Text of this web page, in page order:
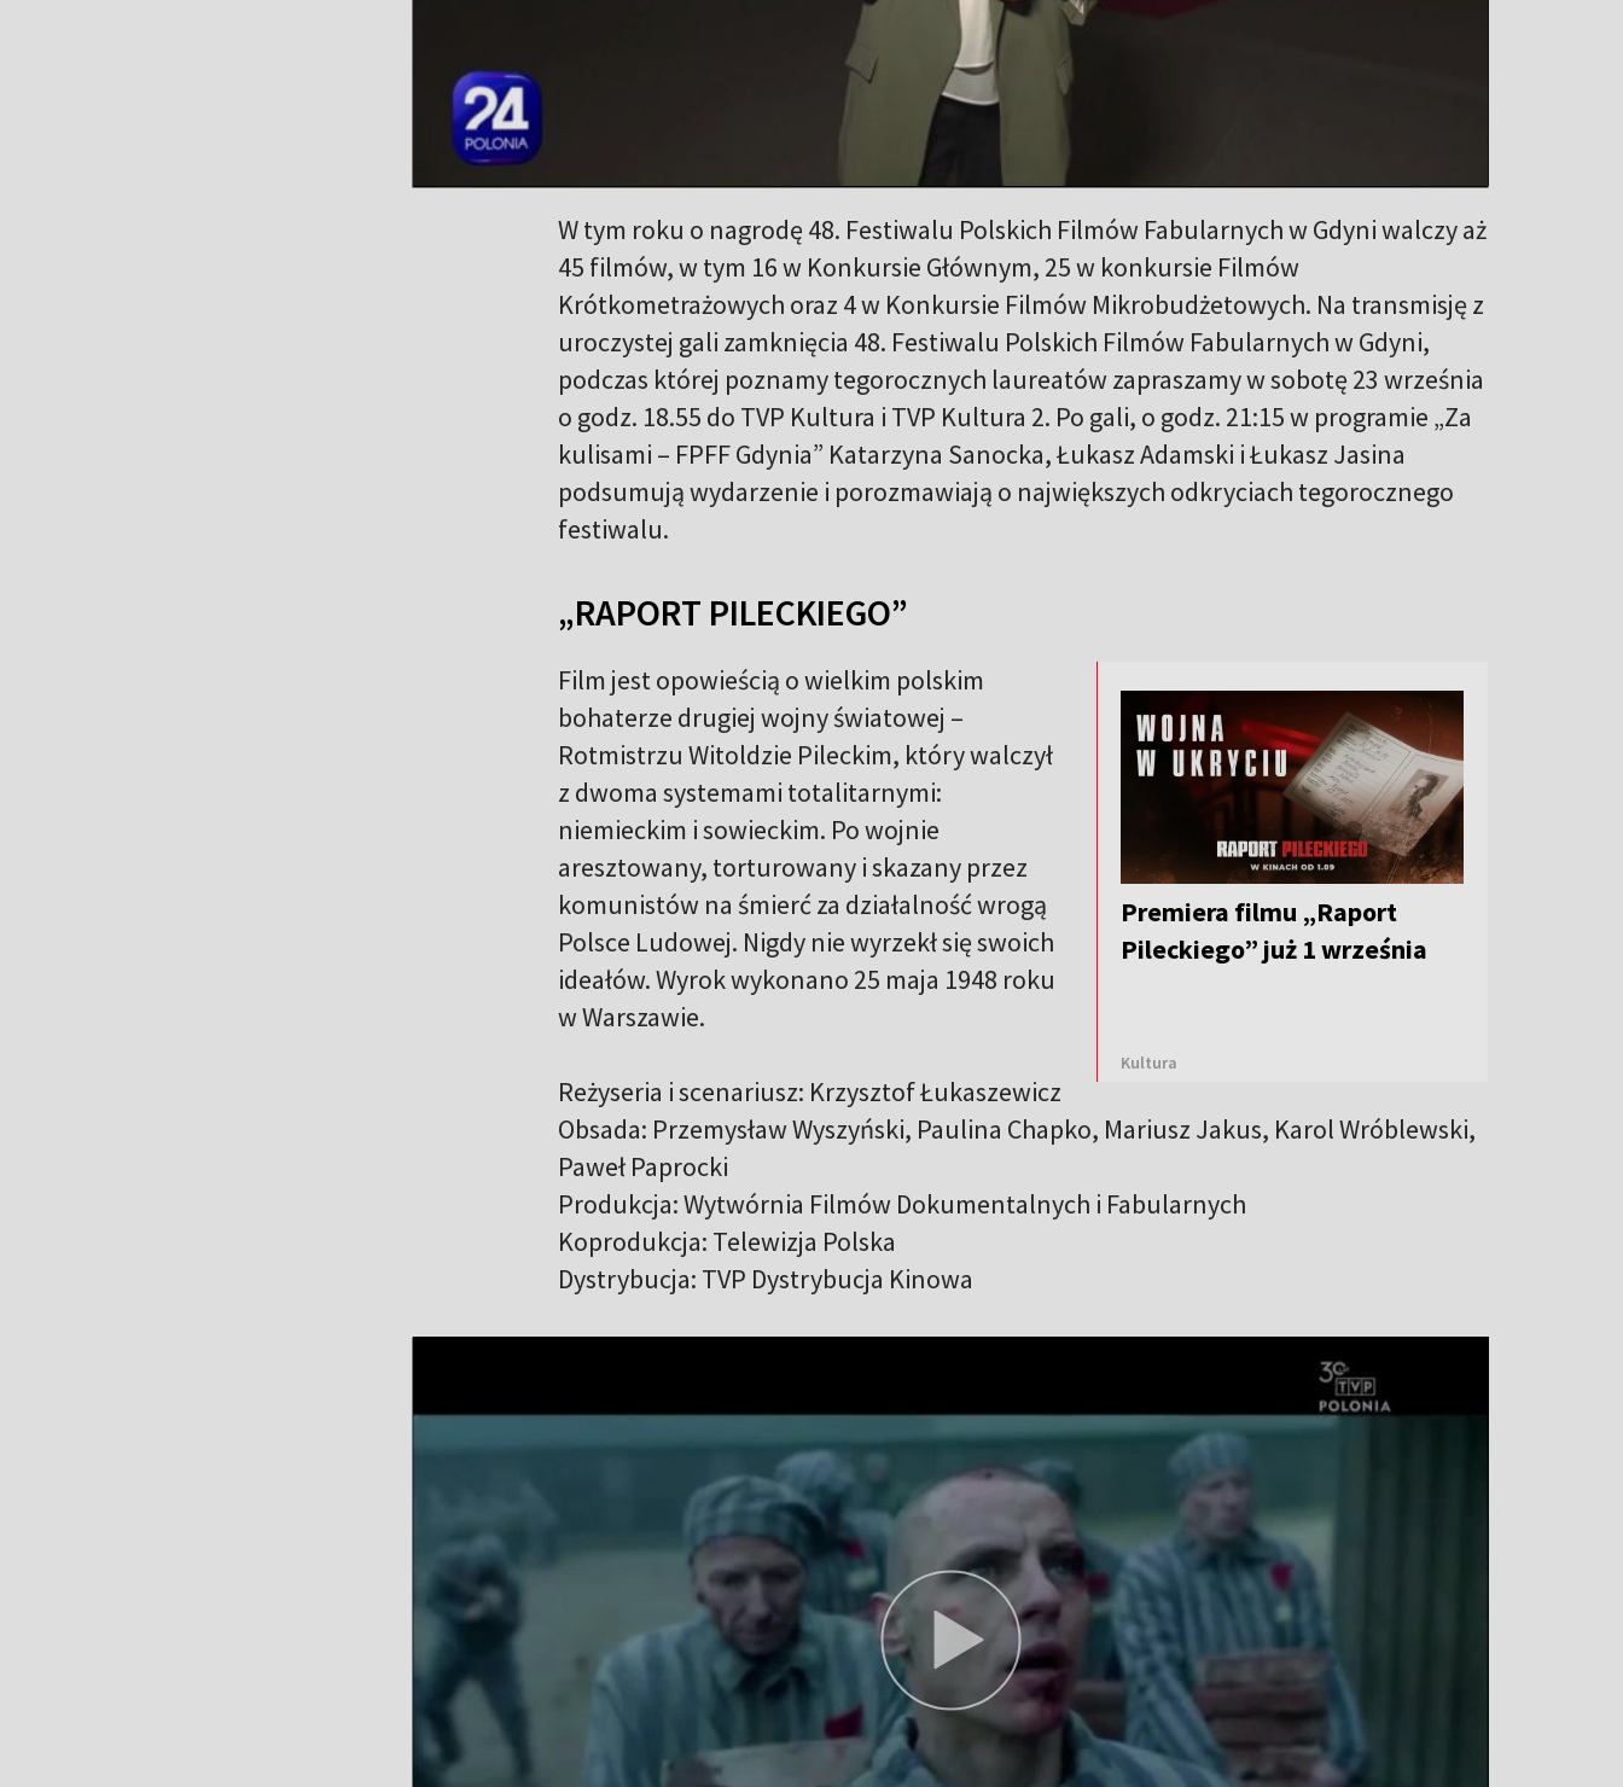
W tym roku o nagrodę 48. Festiwalu Polskich Filmów Fabularnych w Gdyni walczy aż
45 filmów, w tym 16 w Konkursie Głównym, 25 w konkursie Filmów
Krótkometrażowych oraz 4 w Konkursie Filmów Mikrobudżetowych. Na transmisję z
uroczystej gali zamknięcia 48. Festiwalu Polskich Filmów Fabularnych w Gdyni,
podczas której poznamy tegorocznych laureatów zapraszamy w sobotę 23 września
o godz. 18.55 do TVP Kultura i TVP Kultura 2. Po gali, o godz. 21:15 w programie „Za
kulisami – FPFF Gdynia” Katarzyna Sanocka, Łukasz Adamski i Łukasz Jasina
podsumują wydarzenie i porozmawiają o największych odkryciach tegorocznego
festiwalu.
„RAPORT PILECKIEGO”
Premiera filmu „Raport
Pileckiego” już 1 września
Kultura
Film jest opowieścią o wielkim polskim
bohaterze drugiej wojny światowej –
Rotmistrzu Witoldzie Pileckim, który walczył
z dwoma systemami totalitarnymi:
niemieckim i sowieckim. Po wojnie
aresztowany, torturowany i skazany przez
komunistów na śmierć za działalność wrogą
Polsce Ludowej. Nigdy nie wyrzekł się swoich
ideałów. Wyrok wykonano 25 maja 1948 roku
w Warszawie.
Reżyseria i scenariusz: Krzysztof Łukaszewicz
Obsada: Przemysław Wyszyński, Paulina Chapko, Mariusz Jakus, Karol Wróblewski,
Paweł Paprocki
Produkcja: Wytwórnia Filmów Dokumentalnych i Fabularnych
Koprodukcja: Telewizja Polska
Dystrybucja: TVP Dystrybucja Kinowa